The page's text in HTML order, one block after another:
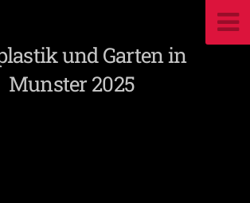
und Garten in
Munster 2025